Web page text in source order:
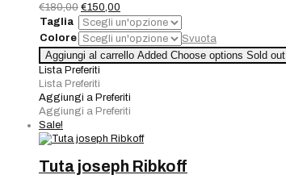
€180,00 Il
prezzo
originale
era:
€180,00.
€150,00
prezzo
attuale
è:
€150,00.
Taglia
Colore
Svuota
Pantalone
Joseph
Ribkoff
quantità
Aggiungi al carrello Added Choose options Sold out
Lista Preferiti
Lista Preferiti
Aggiungi a Preferiti
Aggiungi a Preferiti
Sale!
Tuta joseph Ribkoff